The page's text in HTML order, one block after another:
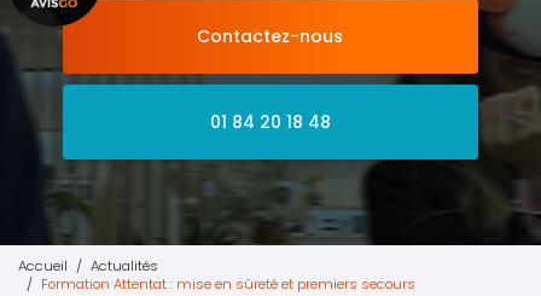
Contactez-nous
01 84 20 18 48
Voir le certificat
Accueil
Actualités
Formation Attentat : mise en sûreté et premiers secours